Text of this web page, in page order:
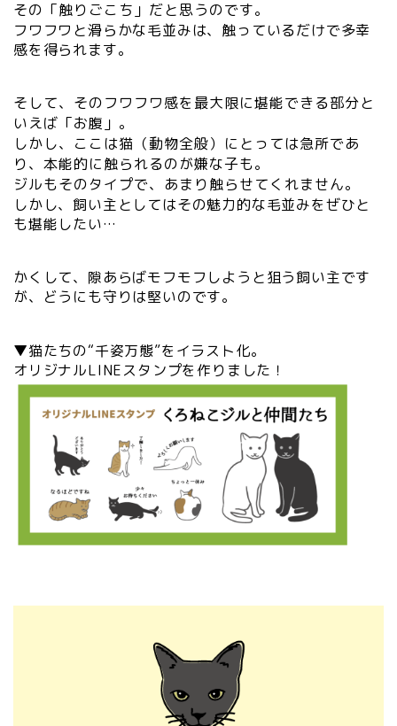
その「触りごこち」だと思うのです。
フワフワと滑らかな毛並みは、触っているだけで多幸
感を得られます。
そして、そのフワフワ感を最大限に堪能できる部分と
いえば「お腹」。
しかし、ここは猫（動物全般）にとっては急所であ
り、本能的に触られるのが嫌な子も。
ジルもそのタイプで、あまり触らせてくれません。
しかし、飼い主としてはその魅力的な毛並みをぜひと
も堪能したい…
かくして、隙あらばモフモフしようと狙う飼い主です
が、どうにも守りは堅いのです。
▼猫たちの“千姿万態”をイラスト化。
オリジナルLINEスタンプを作りました！